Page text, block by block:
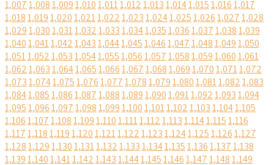
1,0071,0081,0091,0101,0111,0121,0131,0141,0151,0161,017
1,0181,0191,0201,0211,0221,0231,0241,0251,0261,0271,028
1,0291,0301,0311,0321,0331,0341,0351,0361,0371,0381,039
1,0401,0411,0421,0431,0441,0451,0461,0471,0481,0491,050
1,0511,0521,0531,0541,0551,0561,0571,0581,0591,0601,061
1,0621,0631,0641,0651,0661,0671,0681,0691,0701,0711,072
1,0731,0741,0751,0761,0771,0781,0791,0801,0811,0821,083
1,0841,0851,0861,0871,0881,0891,0901,0911,0921,0931,094
1,0951,0961,0971,0981,0991,1001,1011,1021,1031,1041,105
1,1061,1071,1081,1091,1101,1111,1121,1131,1141,1151,116
1,1171,1181,1191,1201,1211,1221,1231,1241,1251,1261,127
1,1281,1291,1301,1311,1321,1331,1341,1351,1361,1371,138
1,1391,1401,1411,1421,1431,1441,1451,1461,1471,1481,149